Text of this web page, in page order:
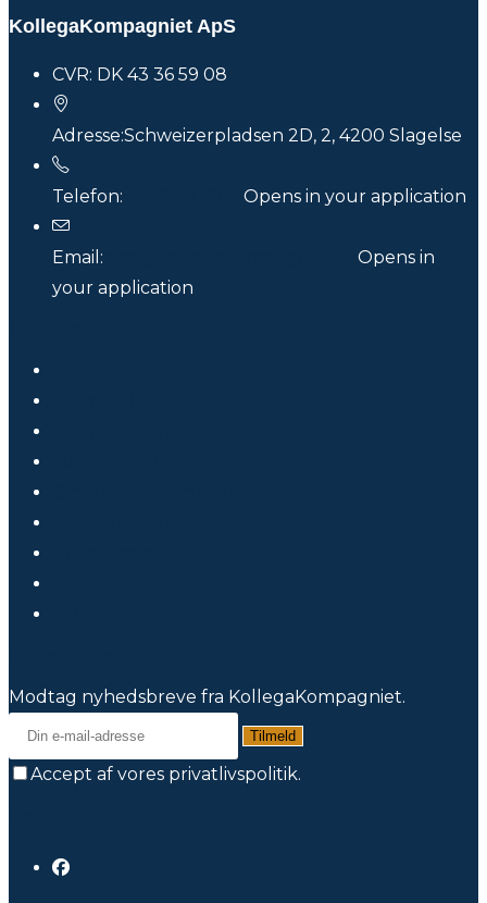
KollegaKompagniet ApS
CVR: DK 43 36 59 08
Adresse:Schweizerpladsen 2D, 2, 4200 Slagelse
Telefon: Opens in your application
Email:
Opens in
your application
Modtag nyhedsbreve fra KollegaKompagniet.
Tilmeld
Accept af vores privatlivspolitik.